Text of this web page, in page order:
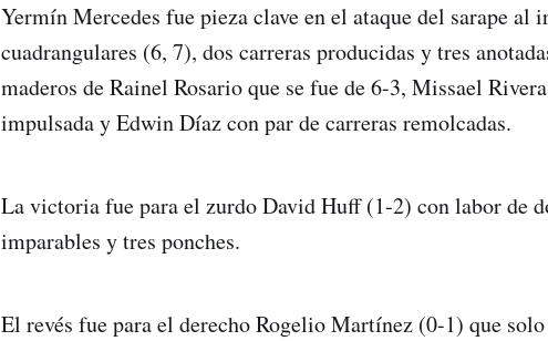
Yermín Mercedes fue pieza clave en el ataque del sarape al
cuadrangulares (6, 7), dos carreras producidas y tres
maderos de Rainel Rosario que se fue de 6-3, Missael
impulsada y Edwin Díaz con par de carreras remolcadas.
La victoria fue para el zurdo David Huff (1-2) con labor de
imparables y tres ponches.
El revés fue para el derecho Rogelio Martínez (0-1) que